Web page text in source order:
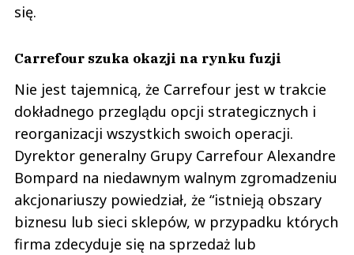
się.
Carrefour szuka okazji na rynku fuzji
Nie jest tajemnicą, że Carrefour jest w trakcie
dokładnego przeglądu opcji strategicznych i
reorganizacji wszystkich swoich operacji.
Dyrektor generalny Grupy Carrefour Alexandre
Bompard na niedawnym walnym zgromadzeniu
akcjonariuszy powiedział, że “istnieją obszary
biznesu lub sieci sklepów, w przypadku których
firma zdecyduje się na sprzedaż lub